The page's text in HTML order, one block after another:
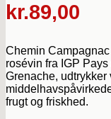
kr.89,00
Chemin
rosévin fra IGP
Grenache,
frugt og friskhed.